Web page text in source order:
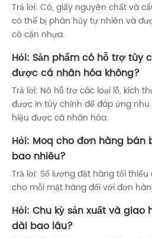
Trả lời: Có, giấy nguyên chất và
có thể bị phân hủy tự nhiên và
có cặn nhựa.
Hỏi: Sản phẩm có hỗ trợ tùy
được cá nhân hóa không?
Trả lời: Nó hỗ trợ các loại lỗ, kích
được in tùy chỉnh để đáp ứng
hiệu được cá nhân hóa.
Hỏi: Moq cho đơn hàng bán
bao nhiêu?
Trả lời: Số lượng đặt hàng tối
cho mỗi mặt hàng đối với đơn
Hỏi: Chu kỳ sản xuất và giao
dài bao lâu?